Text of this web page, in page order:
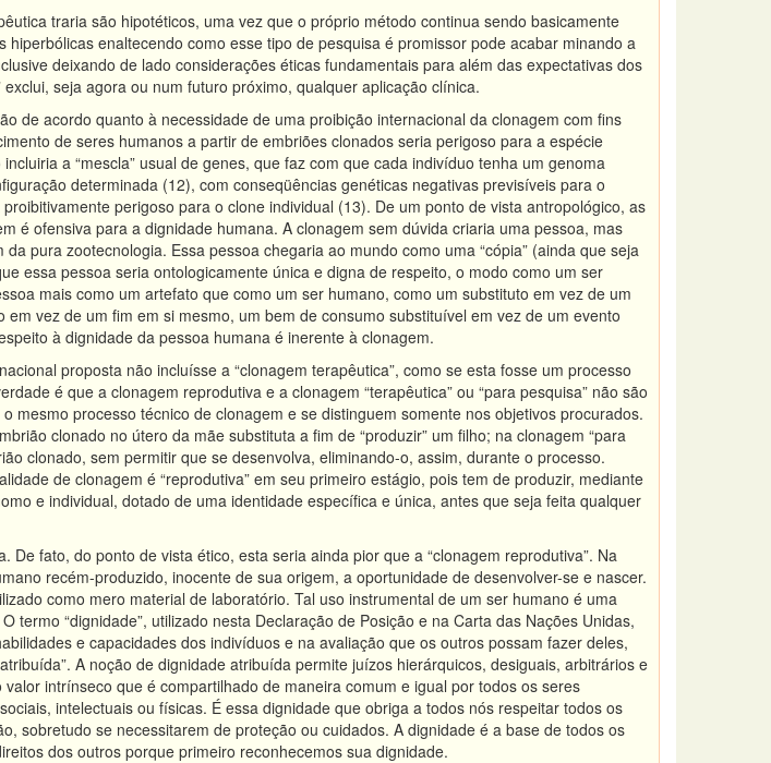
traria são hipotéticos, uma vez que o próprio método continua sendo basicamente
enaltecendo como esse tipo de pesquisa é promissor pode acabar minando a
deixando de lado considerações éticas fundamentais para além das expectativas dos
seja agora ou num futuro próximo, qualquer aplicação clínica.
de acordo quanto à necessidade de uma proibição internacional da clonagem com fins
de seres humanos a partir de embriões clonados seria perigoso para a espécie
a “mescla” usual de genes, que faz com que cada indivíduo tenha um genoma
determinada (12), com conseqüências genéticas negativas previsíveis para o
perigoso para o clone individual (13). De um ponto de vista antropológico, as
é ofensiva para a dignidade humana. A clonagem sem dúvida criaria uma pessoa, mas
pura zootecnologia. Essa pessoa chegaria ao mundo como uma “cópia” (ainda que seja
essa pessoa seria ontologicamente única e digna de respeito, o modo como um ser
mais como um artefato que como um ser humano, como um substituto em vez de um
vez de um fim em si mesmo, um bem de consumo substituível em vez de um evento
à dignidade da pessoa humana é inerente à clonagem.
proposta não incluísse a “clonagem terapêutica”, como se esta fosse um processo
é que a clonagem reprodutiva e a clonagem “terapêutica” ou “para pesquisa” não são
mesmo processo técnico de clonagem e se distinguem somente nos objetivos procurados.
clonado no útero da mãe substituta a fim de “produzir” um filho; na clonagem “para
clonado, sem permitir que se desenvolva, eliminando-o, assim, durante o processo.
de clonagem é “reprodutiva” em seu primeiro estágio, pois tem de produzir, mediante
e individual, dotado de uma identidade específica e única, antes que seja feita qualquer
De fato, do ponto de vista ético, esta seria ainda pior que a “clonagem reprodutiva”. Na
recém-produzido, inocente de sua origem, a oportunidade de desenvolver-se e nascer.
como mero material de laboratório. Tal uso instrumental de um ser humano é uma
termo “dignidade”, utilizado nesta Declaração de Posição e na Carta das Nações Unidas,
e capacidades dos indivíduos e na avaliação que os outros possam fazer deles,
A noção de dignidade atribuída permite juízos hierárquicos, desiguais, arbitrários e
intrínseco que é compartilhado de maneira comum e igual por todos os seres
intelectuais ou físicas. É essa dignidade que obriga a todos nós respeitar todos os
sobretudo se necessitarem de proteção ou cuidados. A dignidade é a base de todos os
dos outros porque primeiro reconhecemos sua dignidade.